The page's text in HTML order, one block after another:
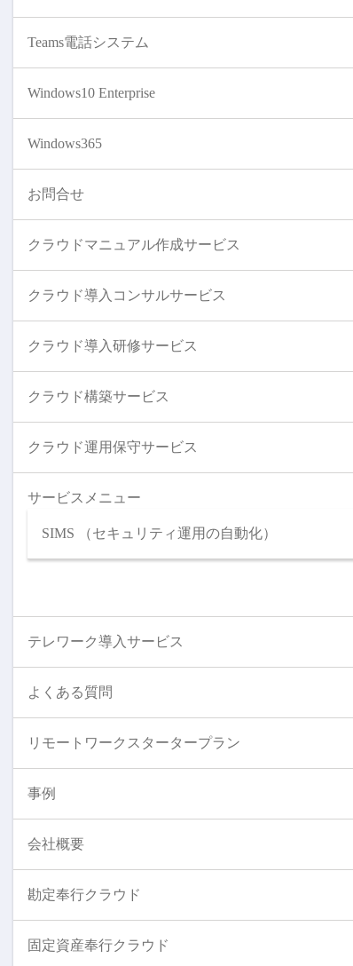
Teams電話システム
Windows10 Enterprise
Windows365
お問合せ
クラウドマニュアル作成サービス
クラウド導入コンサルサービス
クラウド導入研修サービス
クラウド構築サービス
クラウド運用保守サービス
サービスメニュー
SIMS （セキュリティ運用の自動化）
テレワーク導入サービス
よくある質問
リモートワークスタータープラン
事例
会社概要
勘定奉行クラウド
固定資産奉行クラウド